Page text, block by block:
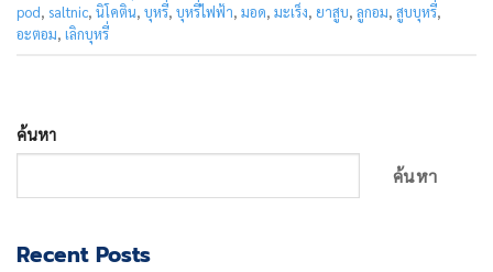
pod, saltnic, นิโคติน, บุหรี่, บุหรี่ไฟฟ้า, มอด, มะเร็ง, ยาสูบ, ลูกอม, สูบบุหรี่,
อะตอม, เลิกบุหรี่
ค้นหา
ค้นหา
Recent Posts